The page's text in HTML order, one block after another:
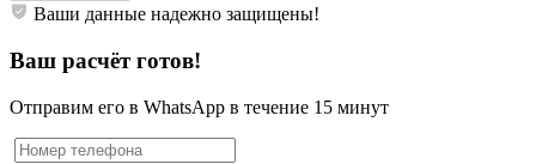
Ваши данные надежно защищены!
Ваш расчёт готов!
Отправим его в WhatsApp в течение 15 минут